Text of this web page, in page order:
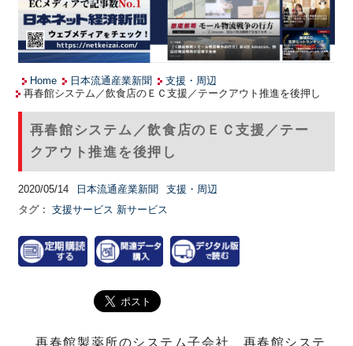
Home 日本流通産業新聞
支援・周辺
再春館システム／飲食店のＥＣ支援／テークアウト推進を後押し
再春館システム／飲食店のＥＣ支援／テー
クアウト推進を後押し
2020/05/14 日本流通産業新聞
支援・周辺
タグ： 支援サービス 新サービス
再春館製薬所のシステム子会社、再春館システ